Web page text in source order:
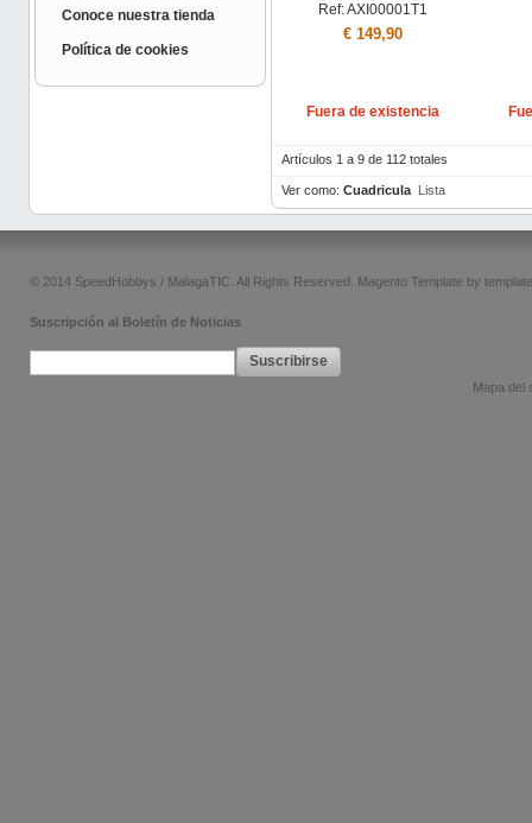
Ref: AXI00001T1
€ 149,90
Fuera de existencia
Artículos 1 a 9 de 112 totales
Ver como: Cuadricula Lista
Conoce nuestra tienda
Política de cookies
© 2014 SpeedHobbys / MalagaTIC. All Rights Reserved. Magento Template by
Suscripción al Boletín de Noticias
Suscribirse
Mapa del